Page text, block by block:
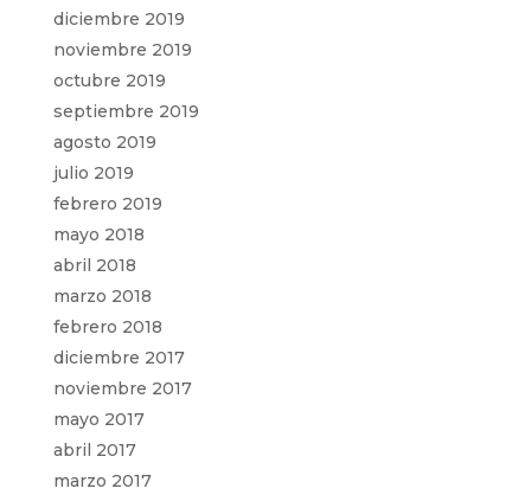
diciembre 2019
noviembre 2019
octubre 2019
septiembre 2019
agosto 2019
julio 2019
febrero 2019
mayo 2018
abril 2018
marzo 2018
febrero 2018
diciembre 2017
noviembre 2017
mayo 2017
abril 2017
marzo 2017